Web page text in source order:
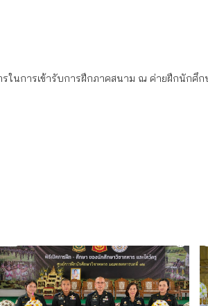
ในการเข้ารับการฝึกภาคสนาม ณ ค่ายฝึกนักศึ